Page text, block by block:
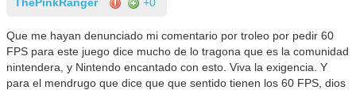
Que me hayan denunciado mi comentario por troleo por pedir 60
FPS para este juego dice mucho de lo tragona que es la comunidad
nintendera, y Nintendo encantado con esto. Viva la exigencia. Y
para el mendrugo que dice que que sentido tienen los 60 FPS, dios